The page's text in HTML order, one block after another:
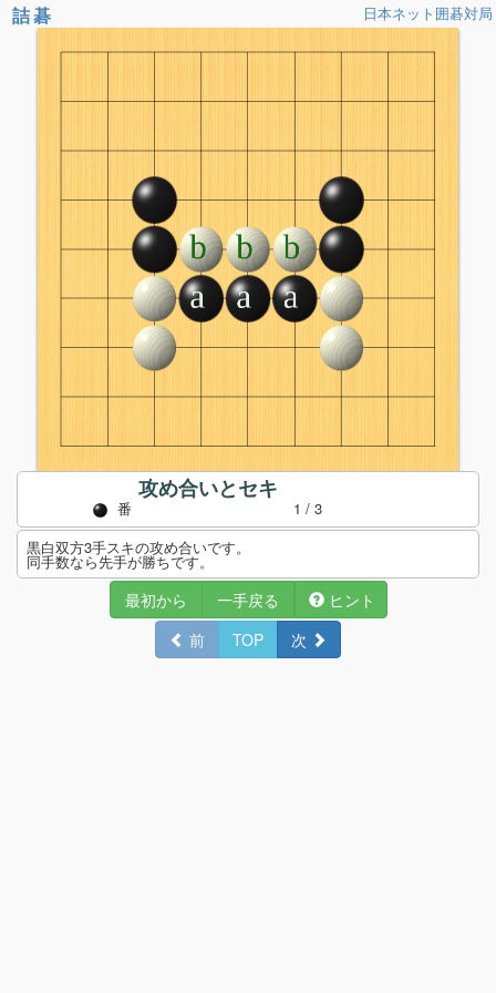
詰碁 日本ネット囲碁対局
攻め合いとセキ
番 1 / 3
黒白双方3手スキの攻め合いです。
同手数なら先手が勝ちです。
最初から 一手戻る
ヒント
前
TOP 次